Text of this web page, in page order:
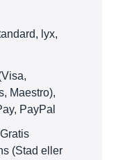
lyx,
Maestro),
PayPal
(Stad eller